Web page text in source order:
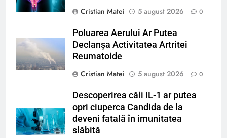
Cristian Matei
5 august 2026 0
Poluarea Aerului Ar Putea
Declanșa Activitatea Artritei
Reumatoide
Cristian Matei
5 august 2026 0
Descoperirea căii IL-1 ar putea
opri ciuperca Candida de la
deveni fatală în imunitatea
slăbită